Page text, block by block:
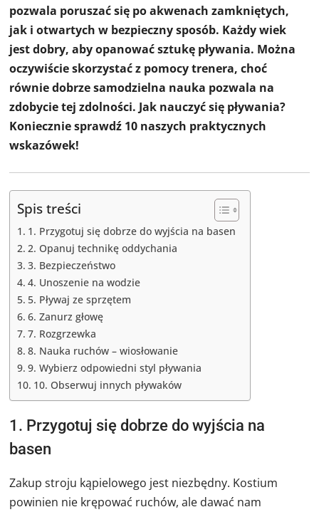
pozwala poruszać się po akwenach zamkniętych,
jak i otwartych w bezpieczny sposób. Każdy wiek
jest dobry, aby opanować sztukę pływania. Można
oczywiście skorzystać z pomocy trenera, choć
równie dobrze samodzielna nauka pozwala na
zdobycie tej zdolności. Jak nauczyć się pływania?
Koniecznie sprawdź 10 naszych praktycznych
wskazówek!
Spis treści
1. Przygotuj się dobrze do wyjścia na basen
2. Opanuj technikę oddychania
3. Bezpieczeństwo
4. Unoszenie na wodzie
5. Pływaj ze sprzętem
6. Zanurz głowę
7. Rozgrzewka
8. Nauka ruchów – wiosłowanie
9. Wybierz odpowiedni styl pływania
10. Obserwuj innych pływaków
1. Przygotuj się dobrze do wyjścia na
basen
Zakup stroju kąpielowego jest niezbędny. Kostium
powinien nie krępować ruchów, ale dawać nam